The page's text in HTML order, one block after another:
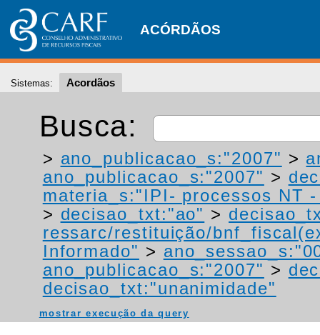
ACÓRDÃOS
Sistemas: Acordãos
Busca:
> ano_publicacao_s:"2007" >
ano_publicacao_s:"2007" >
materia_s:"IPI- processos NT
> decisao_txt:"ao" >
ressarc/restituição/
Informado" >
ano_publicacao_s:"2007" >
decisao_txt:"unanimidade"
mostrar execução da query